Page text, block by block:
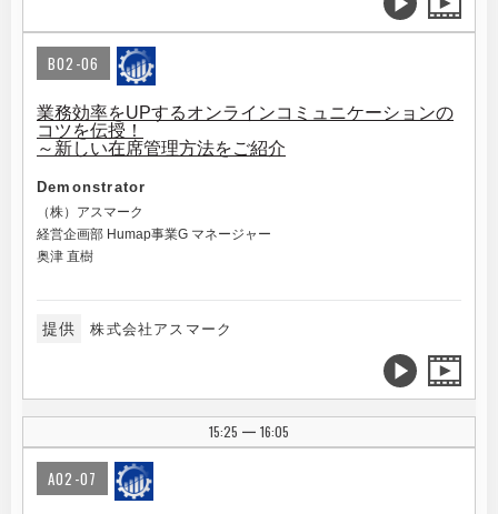
B02-06
業務効率をUPするオンラインコミュニケーションの
コツを伝授！
～新しい在席管理方法をご紹介
Demonstrator
（株）アスマーク
経営企画部 Humap事業G マネージャー
奥津 直樹
提供 株式会社アスマーク
15:25 | 16:05
A02-07